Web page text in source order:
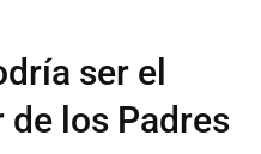
ser el
los Padres